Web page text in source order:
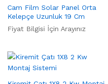
Cam Film Solar Panel Orta
Kelepçe Uzunluk 19 Cm
Fiyat Bilgisi İçin Arayınız